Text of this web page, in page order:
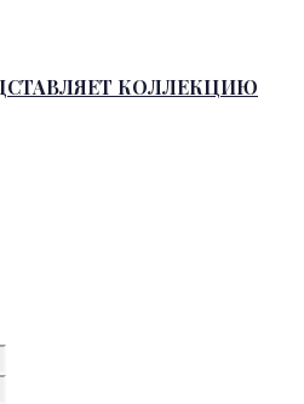
КОЛЛЕКЦИЮ